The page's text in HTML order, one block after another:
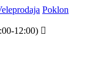
Poklon
12:00)